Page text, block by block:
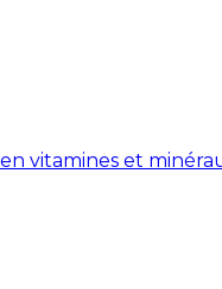
vitamines et